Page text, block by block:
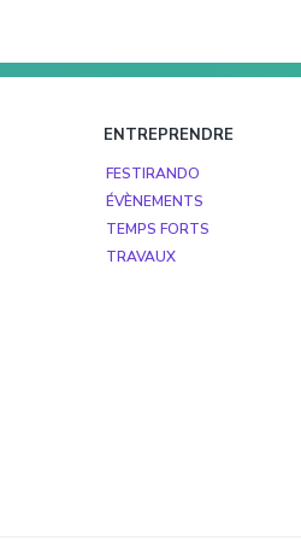
ENTREPRENDRE
FESTIRANDO
ÉVÈNEMENTS
TEMPS FORTS
TRAVAUX